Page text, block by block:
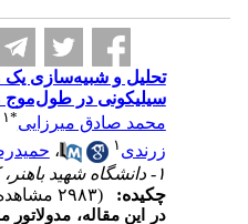
تحلیل و شبیه‌سازی یک
سیلیکونی در طول‌موج
محمد صادق میرزایی
۱
زرندی
،
چکیده:
در این مقاله، مدولاتور